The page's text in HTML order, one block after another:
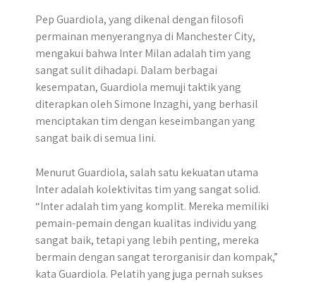
Pep Guardiola, yang dikenal dengan filosofi
permainan menyerangnya di Manchester City,
mengakui bahwa Inter Milan adalah tim yang
sangat sulit dihadapi. Dalam berbagai
kesempatan, Guardiola memuji taktik yang
diterapkan oleh Simone Inzaghi, yang berhasil
menciptakan tim dengan keseimbangan yang
sangat baik di semua lini.
Menurut Guardiola, salah satu kekuatan utama
Inter adalah kolektivitas tim yang sangat solid.
“Inter adalah tim yang komplit. Mereka memiliki
pemain-pemain dengan kualitas individu yang
sangat baik, tetapi yang lebih penting, mereka
bermain dengan sangat terorganisir dan kompak,”
kata Guardiola. Pelatih yang juga pernah sukses